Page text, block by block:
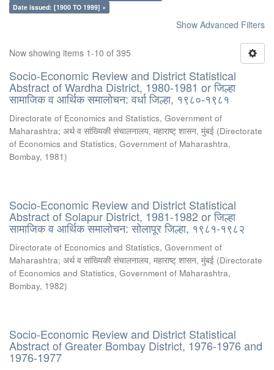
Date issued: [1900 TO 1999] ×
Show Advanced Filters
Now showing items 1-10 of 395
Socio-Economic Review and District Statistical
Abstract of Wardha District, 1980-1981 or जिल्हा
सामाजिक व आर्थिक समालोचन: वर्धा जिल्हा, १९८०-१९८१
Directorate of Economics and Statistics, Government of
Maharashtra; अर्थ व सांख्यिकी संचालनालय, महाराष्ट् शासन, मुंबई (Directorate
of Economics and Statistics, Government of Maharashtra,
Bombay, 1981)
Socio-Economic Review and District Statistical
Abstract of Solapur District, 1981-1982 or जिल्हा
सामाजिक व आर्थिक समालोचन: सोलापूर जिल्हा, १९८१-१९८२
Directorate of Economics and Statistics, Government of
Maharashtra; अर्थ व सांख्यिकी संचालनालय, महाराष्ट् शासन, मुंबई (Directorate
of Economics and Statistics, Government of Maharashtra,
Bombay, 1982)
Socio-Economic Review and District Statistical
Abstract of Greater Bombay District, 1976-1976 and
1976-1977